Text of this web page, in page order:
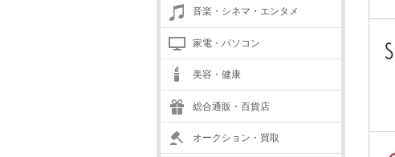
音楽・シネマ・エンタメ
家電・パソコン
美容・健康
総合通販・百貨店
オークション・買取